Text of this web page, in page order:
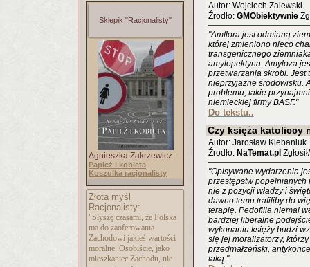
Sklepik "Racjonalisty"
Agnieszka Zakrzewicz -
Papież i kobieta
Koszulka racjonalisty
Złota myśl
Racjonalisty:
"Słyszę czasami, że Polska
ma do zaoferowania
Zachodowi jakieś wartości
moralne. Osobiście, jako
mieszkaniec Zachodu, nie
Autor: Wojciech Zalewski
Źrodło: GMObiektywnie
"Amflora jest odmianą
której zmieniono nieco
transgenicznego
amylopektyna. Amyloza
przetwarzania skrobi. Jest
nieprzyjazne środowisku.
problemu, takie
niemieckiej firmy BASF."
Do tekstu..
Czy księża katoliccy
Autor: Jarosław Klebaniuk
Źrodło: NaTemat.pl
"Opisywane wydarzenia
przestępstw
nie z pozycji władzy i
dawno temu trafiliby do
terapię. Pedofilia niemal
bardziej liberalne
wykonaniu księży budzi
się jej moralizatorzy,
przedmałżeński,
taką."